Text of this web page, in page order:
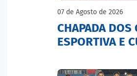
07 de Agosto de 2026
CHAPADA DOS
ESPORTIVA E